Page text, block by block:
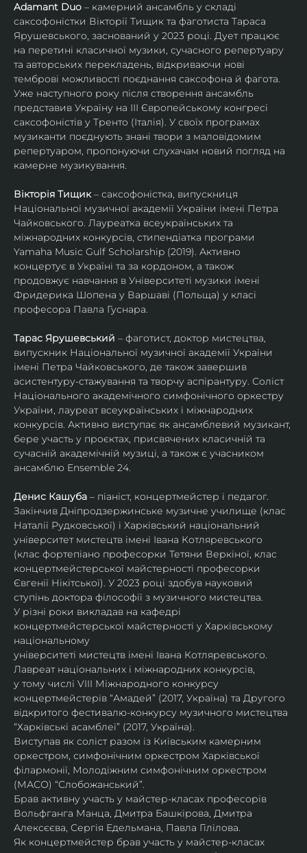
Adamant Duo – камерний ансамбль у складі
саксофоністки Вікторії Тищик та фаготиста Тараса
Ярушевського, заснований у 2023 році. Дует працює
на перетині класичної музики, сучасного репертуару
та авторських перекладень, відкриваючи нові
темброві можливості поєднання саксофона й фагота.
Уже наступного року після створення ансамбль
представив Україну на ІІІ Європейському конгресі
саксофоністів у Тренто (Італія). У своїх програмах
музиканти поєднують знані твори з маловідомим
репертуаром, пропонуючи слухачам новий погляд на
камерне музикування.
Вікторія Тищик – саксофоністка, випускниця
Національної музичної академії України імені Петра
Чайковського. Лауреатка всеукраїнських та
міжнародних конкурсів, стипендіатка програми
Yamaha Music Gulf Scholarship (2019). Активно
концертує в Україні та за кордоном, а також
продовжує навчання в Університеті музики імені
Фридерика Шопена у Варшаві (Польща) у класі
професора Павла Гуснара.
Тарас Ярушевський – фаготист, доктор мистецтва,
випускник Національної музичної академії України
імені Петра Чайковського, де також завершив
асистентуру-стажування та творчу аспірантуру. Соліст
Національного академічного симфонічного оркестру
України, лауреат всеукраїнських і міжнародних
конкурсів. Активно виступає як ансамблевий музикант,
бере участь у проєктах, присвячених класичній та
сучасній академічній музиці, а також є учасником
ансамблю Ensemble 24.
Денис Кашуба – піаніст, концертмейстер і педагог.
Закінчив Дніпродзержинське музичне училище (клас
Наталії Рудковської) і Харківський національний
університет мистецтв імені Івана Котляревського
(клас фортепіано професорки Тетяни Веркіної, клас
концертмейстерської майстерності професорки
Євгенії Нікітської). У 2023 році здобув науковий
ступінь доктора філософії з музичного мистецтва.
У різні роки викладав на кафедрі
концертмейстерської майстерності у Харківському
національному
університеті мистецтв імені Івана Котляревського.
Лавреат національних і міжнародних конкурсів,
у тому числі VIII Міжнародного конкурсу
концертмейстерів “Амадей” (2017, Україна) та Другого
відкритого фестивалю-конкурсу музичного мистецтва
“Харківські асамблеї” (2017, Україна).
Виступав як соліст разом із Київським камерним
оркестром, симфонічним оркестром Харківської
філармонії, Молодіжним симфонічним оркестром
(МАСО) “Слобожанський”.
Брав активну участь у майстер-класах професорів
Вольфганга Манца, Дмитра Башкірова, Дмитра
Алексєєва, Сергія Едельмана, Павла Гілілова.
Як концертмейстер брав участь у майстер-класах